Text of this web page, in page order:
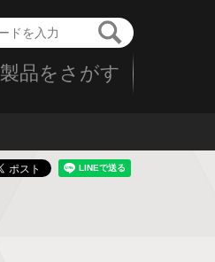
製品をさがす